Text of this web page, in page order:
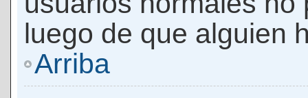
luego de que alguien
Arriba